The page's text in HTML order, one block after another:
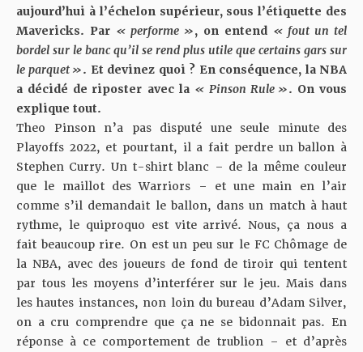
aujourd’hui à l’échelon supérieur, sous l’étiquette des
Mavericks. Par « performe », on entend « fout un tel
bordel sur le banc qu’il se rend plus utile que certains gars sur
le parquet ». Et devinez quoi ? En conséquence, la NBA
a décidé de riposter avec la « Pinson Rule ». On vous
explique tout.
Theo Pinson n’a pas disputé une seule minute des
Playoffs 2022, et pourtant, il a fait perdre un ballon à
Stephen Curry. Un t-shirt blanc – de la même couleur
que le maillot des Warriors – et une main en l’air
comme s’il demandait le ballon, dans un match à haut
rythme, le quiproquo est vite arrivé. Nous, ça nous a
fait beaucoup rire. On est un peu sur le FC Chômage de
la NBA, avec des joueurs de fond de tiroir qui tentent
par tous les moyens d’interférer sur le jeu. Mais dans
les hautes instances, non loin du bureau d’Adam Silver,
on a cru comprendre que ça ne se bidonnait pas. En
réponse à ce comportement de trublion – et d’après